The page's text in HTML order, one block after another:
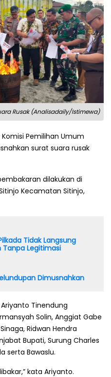
Rusak (Analisadaily/Istimewa)
Komisi Pemilihan Umum
surat suara rusak
dilakukan di
Kecamatan Sitinjo,
Tidak Langsung
Tanpa Legitimasi
Dimusnahkan
Tinendung
Solin, Anggiat Gabe
Ridwan Hendra
Bupati, Surung Charles
serta Bawaslu.
kata Ariyanto.